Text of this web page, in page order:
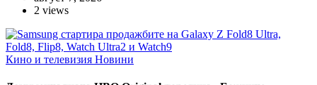
2 views
Кино и телевизия Новини